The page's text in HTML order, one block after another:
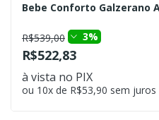
Bebe Conforto Galzerano
R$539,00 3%
R$522,83
à vista no PIX
ou 10x de R$53,90 sem juros